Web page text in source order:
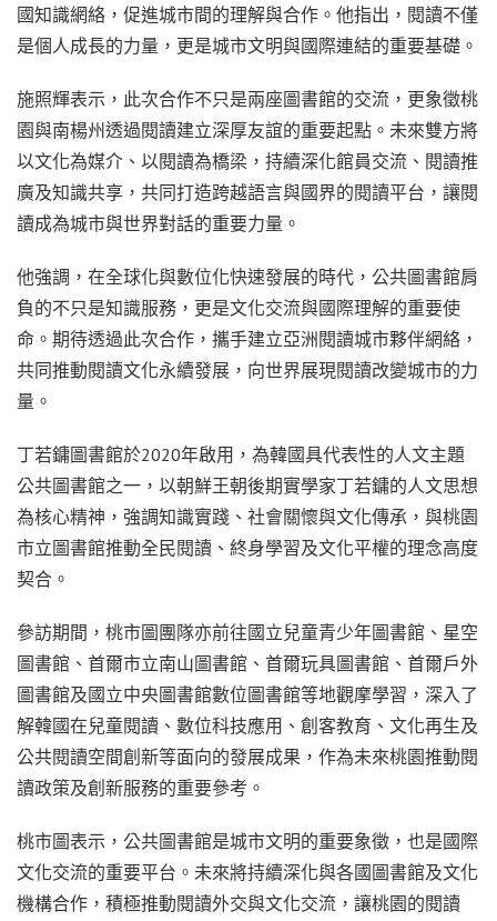
國知識網絡，促進城市間的理解與合作。他指出，閱讀不僅
是個人成長的力量，更是城市文明與國際連結的重要基礎。
施照輝表示，此次合作不只是兩座圖書館的交流，更象徵桃
園與南楊州透過閱讀建立深厚友誼的重要起點。未來雙方將
以文化為媒介、以閱讀為橋梁，持續深化館員交流、閱讀推
廣及知識共享，共同打造跨越語言與國界的閱讀平台，讓閱
讀成為城市與世界對話的重要力量。
他強調，在全球化與數位化快速發展的時代，公共圖書館肩
負的不只是知識服務，更是文化交流與國際理解的重要使
命。期待透過此次合作，攜手建立亞洲閱讀城市夥伴網絡，
共同推動閱讀文化永續發展，向世界展現閱讀改變城市的力
量。
丁若鏞圖書館於2020年啟用，為韓國具代表性的人文主題
公共圖書館之一，以朝鮮王朝後期實學家丁若鏞的人文思想
為核心精神，強調知識實踐、社會關懷與文化傳承，與桃園
市立圖書館推動全民閱讀、終身學習及文化平權的理念高度
契合。
參訪期間，桃市圖團隊亦前往國立兒童青少年圖書館、星空
圖書館、首爾市立南山圖書館、首爾玩具圖書館、首爾戶外
圖書館及國立中央圖書館數位圖書館等地觀摩學習，深入了
解韓國在兒童閱讀、數位科技應用、創客教育、文化再生及
公共閱讀空間創新等面向的發展成果，作為未來桃園推動閱
讀政策及創新服務的重要參考。
桃市圖表示，公共圖書館是城市文明的重要象徵，也是國際
文化交流的重要平台。未來將持續深化與各國圖書館及文化
機構合作，積極推動閱讀外交與文化交流，讓桃園的閱讀